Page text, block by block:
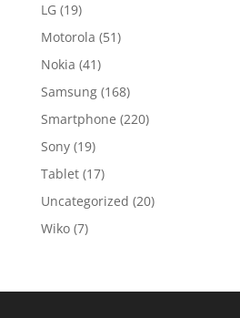
LG (19)
Motorola (51)
Nokia (41)
Samsung (168)
Smartphone (220)
Sony (19)
Tablet (17)
Uncategorized (20)
Wiko (7)